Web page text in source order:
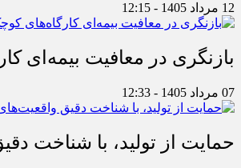
12 مرداد 1405 - 12:15
بازنگری در معافیت بیمه‌ای
07 مرداد 1405 - 12:33
حمایت از تولید، با شناخت